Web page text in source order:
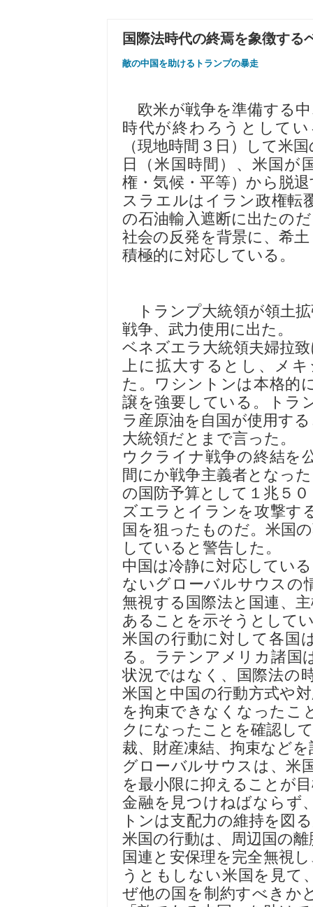
国際法時代の終焉を象徴する
敵の中国を助けるトランプの暴走
欧米が戦争を準備する
時代が終わろうとして
（現地時間３日）して米
日（米国時間）、米国が
権・気候・平等）から脱
スラエルはイラン政権転
の石油輸入遮断に出たの
社会の反発を背景に、希
積極的に対応している。
トランプ大統領が領土
戦争、武力使用に出た。
ベネズエラ大統領夫婦拉
上に拡大するとし、メ
た。ワシントンは本格的
譲を強要している。トラ
ラ産原油を自国が使用す
大統領だとまで言った。
ウクライナ戦争の終結を
間にか戦争主義者となっ
の国防予算として１兆５
ズエラとイランを攻撃す
国を狙ったものだ。米国
していると警告した。
中国は冷静に対応してい
ないグローバルサウスの
無視する国際法と国連、
あることを示そうとして
米国の行動に対して各国
る。ラテンアメリカ諸国
状況ではなく、国際法の
米国と中国の行動方式や
を拘束できなくなったこ
クになったことを確認し
裁、財産凍結、拘束など
グローバルサウスは、米
を最小限に抑えることが
金融を見つけねばならず
トンは支配力の維持を図
米国の行動は、周辺国の
国連と安保理を完全無視
うともしない米国を見て
ぜ他の国を制約すべきか